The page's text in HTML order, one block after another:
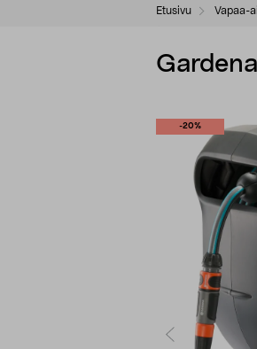
Etusivu Vapaa-
-20%